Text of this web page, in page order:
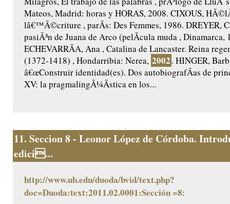
Mateos, Madrid: horas y HORAS, 2008. CIXOUS,
lâ€™Ã©criture , parÃ­s: Des Femmes, 1986. DREYER,
pasiÃ³n de Juana de Arco (pelÃ­cula muda , Dinamarca,
ECHEVARRÃA, Ana , Catalina de Lancaster. Reina
(1372-1418) , Hondarribia: Nerea, 2002. HINGER,
â€œConstruir identidad(es). Dos autobiografÃ­as de
XV: la pragmalingÃ¼Ã­stica en los...
11. Seccion 8 - Leonor López de Córdoba.
edici...
http://www.ub.edu/duoda/bvid/text.php?
doc=Duoda:text:2011.02.0001:Sección =8: